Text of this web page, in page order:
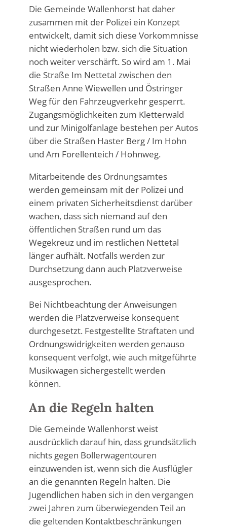
Die Gemeinde Wallenhorst hat daher
zusammen mit der Polizei ein Konzept
entwickelt, damit sich diese Vorkommnisse
nicht wiederholen bzw. sich die Situation
noch weiter verschärft. So wird am 1. Mai
die Straße Im Nettetal zwischen den
Straßen Anne Wiewellen und Östringer
Weg für den Fahrzeugverkehr gesperrt.
Zugangsmöglichkeiten zum Kletterwald
und zur Minigolfanlage bestehen per Autos
über die Straßen Haster Berg / Im Hohn
und Am Forellenteich / Hohnweg.
Mitarbeitende des Ordnungsamtes
werden gemeinsam mit der Polizei und
einem privaten Sicherheitsdienst darüber
wachen, dass sich niemand auf den
öffentlichen Straßen rund um das
Wegekreuz und im restlichen Nettetal
länger aufhält. Notfalls werden zur
Durchsetzung dann auch Platzverweise
ausgesprochen.
Bei Nichtbeachtung der Anweisungen
werden die Platzverweise konsequent
durchgesetzt. Festgestellte Straftaten und
Ordnungswidrigkeiten werden genauso
konsequent verfolgt, wie auch mitgeführte
Musikwagen sichergestellt werden
können.
An die Regeln halten
Die Gemeinde Wallenhorst weist
ausdrücklich darauf hin, dass grundsätzlich
nichts gegen Bollerwagentouren
einzuwenden ist, wenn sich die Ausflügler
an die genannten Regeln halten. Die
Jugendlichen haben sich in den vergangen
zwei Jahren zum überwiegenden Teil an
die geltenden Kontaktbeschränkungen